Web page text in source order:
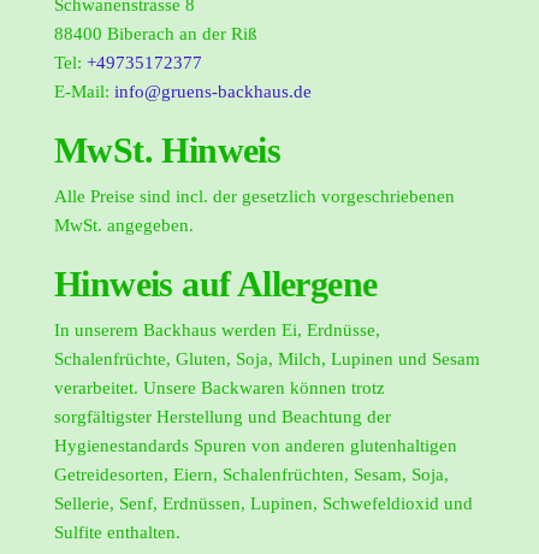
Schwanenstrasse 8
88400 Biberach an der Riß
Tel: +49735172377
E-Mail: info@gruens-backhaus.de
MwSt. Hinweis
Alle Preise sind incl. der gesetzlich vorgeschriebenen
MwSt. angegeben.
Hinweis auf Allergene
In unserem Backhaus werden Ei, Erdnüsse,
Schalenfrüchte, Gluten, Soja, Milch, Lupinen und Sesam
verarbeitet. Unsere Backwaren können trotz
sorgfältigster Herstellung und Beachtung der
Hygienestandards Spuren von anderen glutenhaltigen
Getreidesorten, Eiern, Schalenfrüchten, Sesam, Soja,
Sellerie, Senf, Erdnüssen, Lupinen, Schwefeldioxid und
Sulfite enthalten.